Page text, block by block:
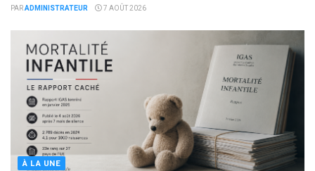
PARADMINISTRATEUR 7 AOÛT 2026
À LA UNE